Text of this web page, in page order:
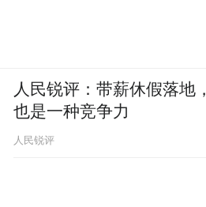
人民锐评：带薪休假落地，
也是一种竞争力
人民锐评